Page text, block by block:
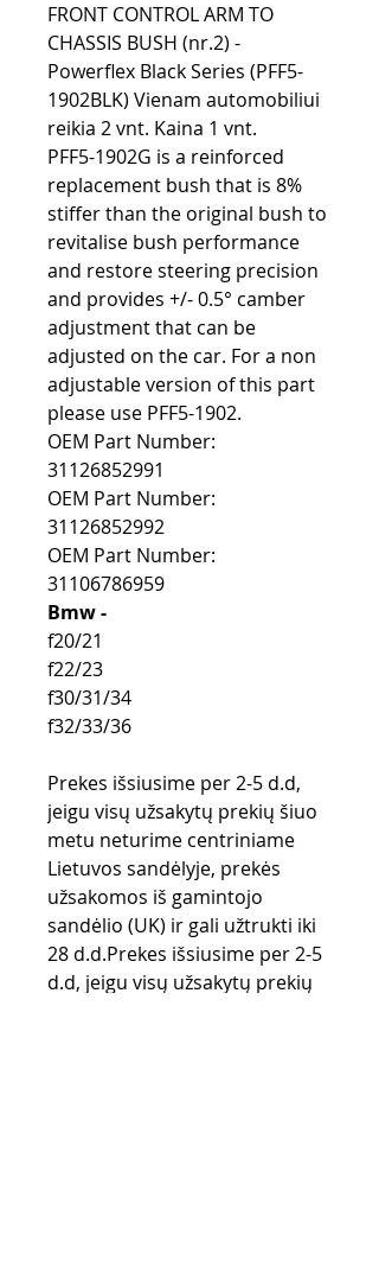
FRONT CONTROL ARM TO
CHASSIS BUSH (nr.2) -
Powerflex Black Series (PFF5-
1902BLK) Vienam automobiliui
reikia 2 vnt. Kaina 1 vnt.
PFF5-1902G is a reinforced
replacement bush that is 8%
stiffer than the original bush to
revitalise bush performance
and restore steering precision
and provides +/- 0.5° camber
adjustment that can be
adjusted on the car. For a non
adjustable version of this part
please use PFF5-1902.
OEM Part Number:
31126852991
OEM Part Number:
31126852992
OEM Part Number:
31106786959
Bmw -
f20/21
f22/23
f30/31/34
f32/33/36
Prekes išsiusime per 2-5 d.d,
jeigu visų užsakytų prekių šiuo
metu neturime centriniame
Lietuvos sandėlyje, prekės
užsakomos iš gamintojo
sandėlio (UK) ir gali užtrukti iki
28 d.d.Prekes išsiusime per 2-5
d.d, jeigu visų užsakytų prekių